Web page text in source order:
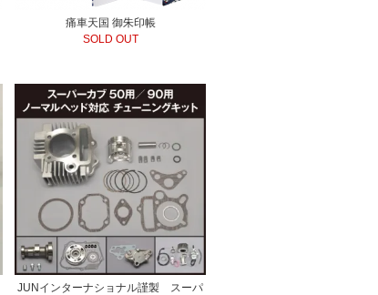
痛車天国 御朱印帳
SOLD OUT
JUNインターナショナル謹製 スーパ